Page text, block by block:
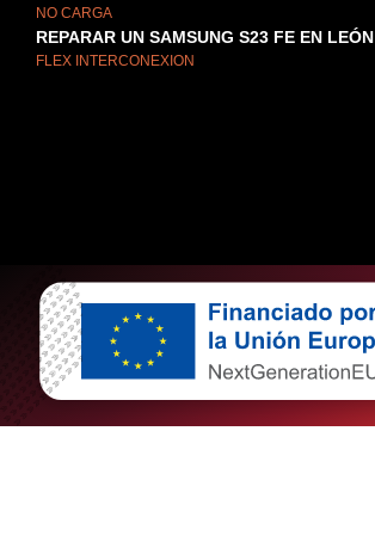
NO CARGA
REPARAR UN SAMSUNG S23 FE EN LEÓN
FLEX INTERCONEXION